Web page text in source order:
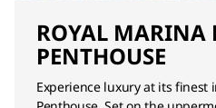
ROYAL MARINA
PENTHOUSE
Experience luxury at its finest